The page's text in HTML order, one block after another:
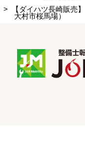
【ダイハツ長崎販売
大村市桜馬場）